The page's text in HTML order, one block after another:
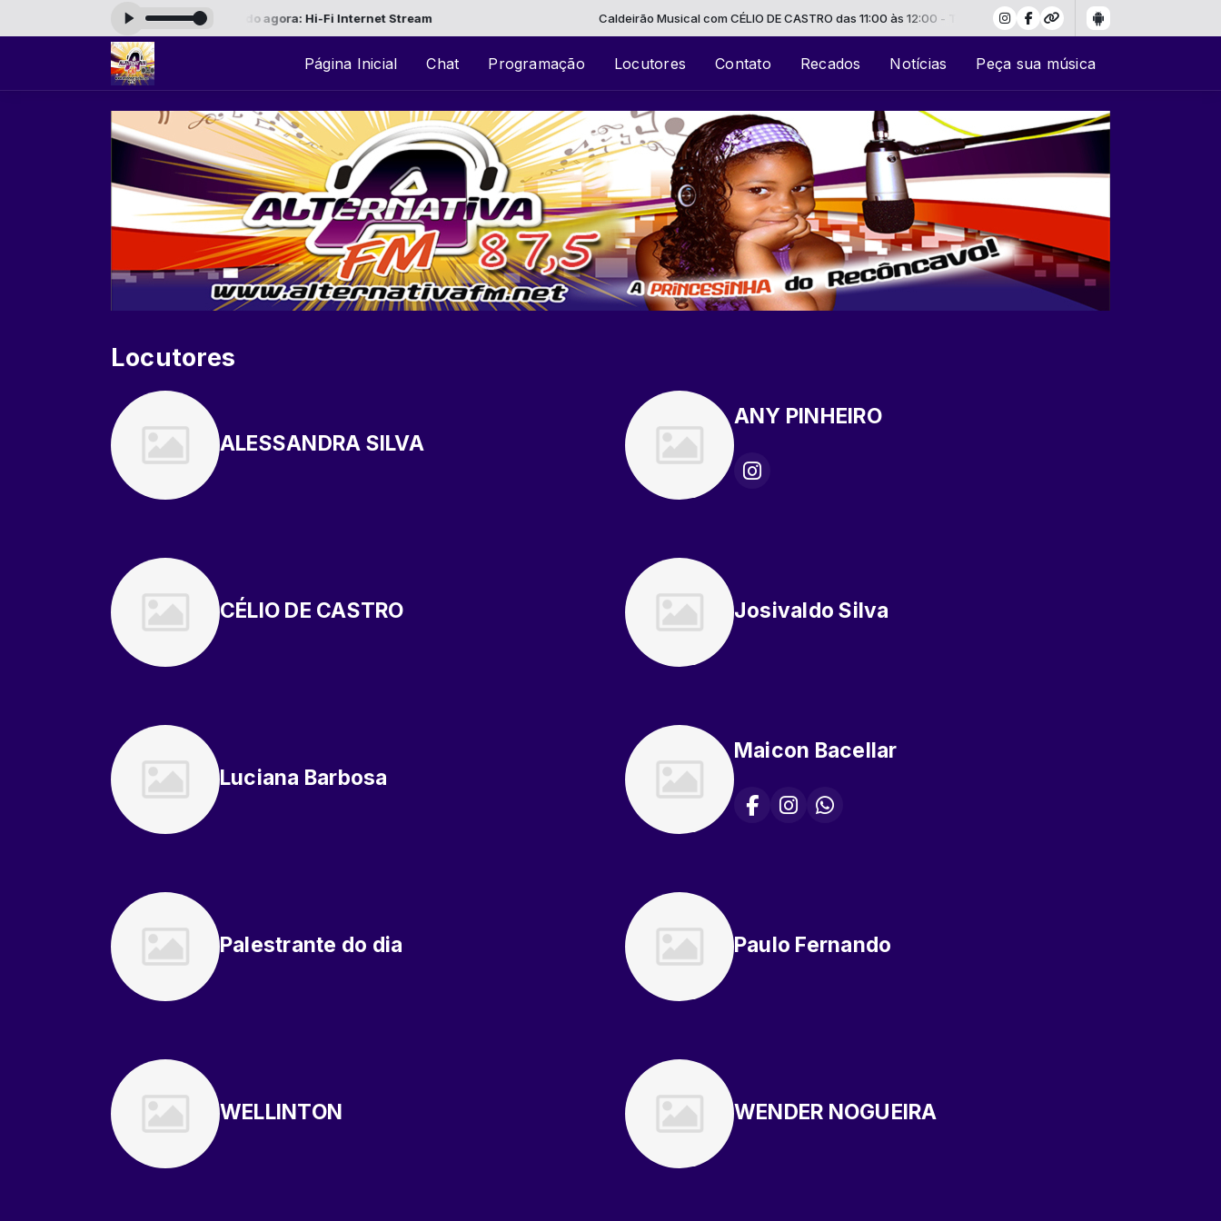
CASTRO das 11:00 às 12:00 -Tocando agora: Hi-Fi Internet Stream Caldeirão Musical com CÉLIO DE CASTRO das 11:00 às 12:00 -Tocando agora: Hi-Fi Internet Stream
Página Inicial Chat Programação Locutores Contato Recados Notícias Peça sua música
Locutores
ALESSANDRA SILVA
ANY PINHEIRO
CÉLIO DE CASTRO Josivaldo Silva
Luciana Barbosa
Maicon Bacellar
Palestrante do dia Paulo Fernando
WELLINTON WENDER NOGUEIRA